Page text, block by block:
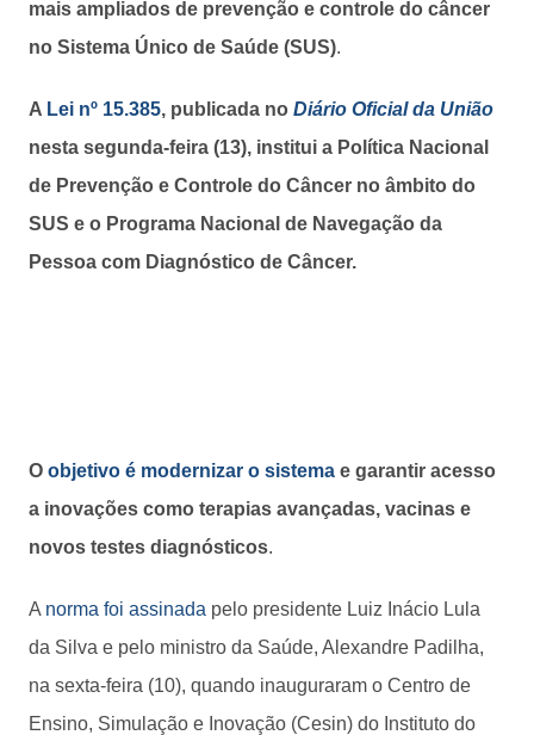
mais ampliados de prevenção e controle do câncer
no Sistema Único de Saúde (SUS).
A Lei nº 15.385, publicada no Diário Oficial da União
nesta segunda-feira (13), institui a Política Nacional
de Prevenção e Controle do Câncer no âmbito do
SUS e o Programa Nacional de Navegação da
Pessoa com Diagnóstico de Câncer.
O objetivo é modernizar o sistema e garantir acesso
a inovações como terapias avançadas, vacinas e
novos testes diagnósticos.
A norma foi assinada pelo presidente Luiz Inácio Lula
da Silva e pelo ministro da Saúde, Alexandre Padilha,
na sexta-feira (10), quando inauguraram o Centro de
Ensino, Simulação e Inovação (Cesin) do Instituto do